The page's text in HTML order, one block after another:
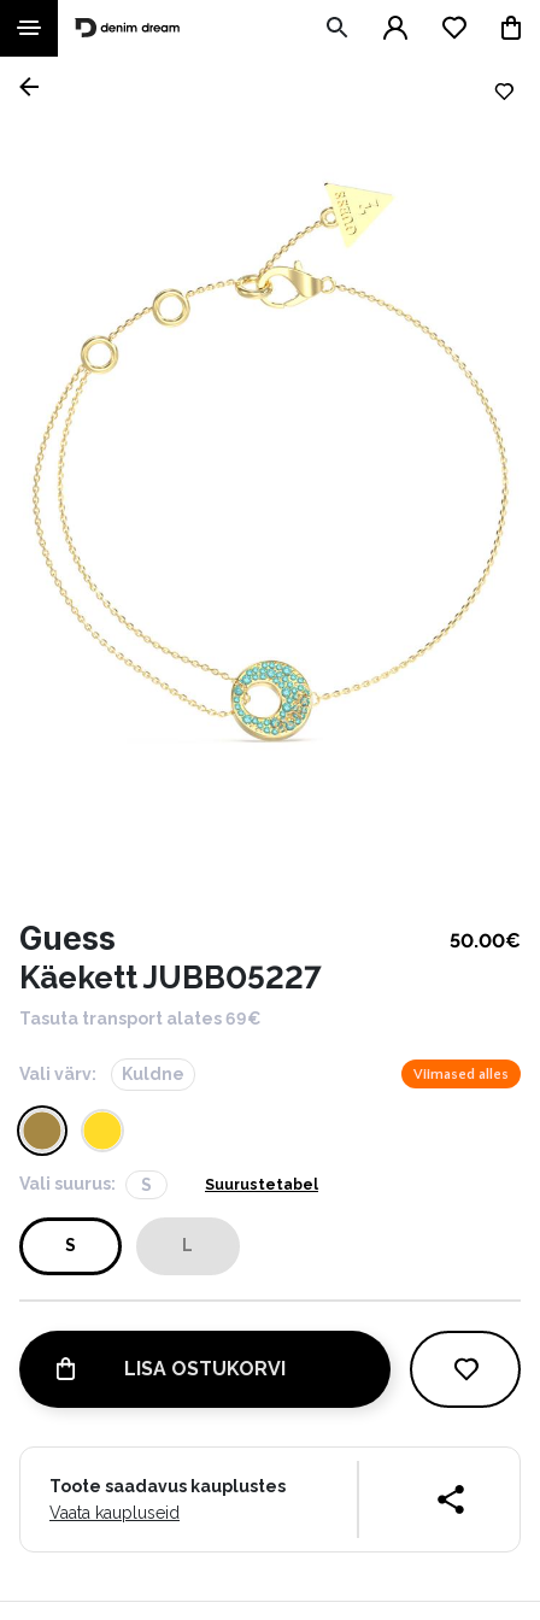
Guess 50.00€
Käekett JUBB05227
Tasuta transport alates 69€
Vali värv: Kuldne Viimased alles
Vali suurus: S Suurustetabel
S L
LISA OSTUKORVI
Toote saadavus kauplustes
Vaata kaupluseid